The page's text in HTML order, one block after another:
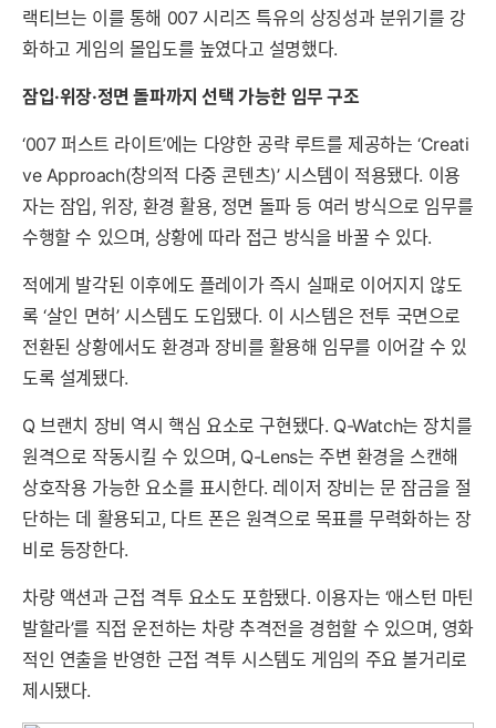
랙티브는 이를 통해 007 시리즈 특유의 상징성과 분위기를 강
화하고 게임의 몰입도를 높였다고 설명했다.
잠입·위장·정면 돌파까지 선택 가능한 임무 구조
‘007 퍼스트 라이트’에는 다양한 공략 루트를 제공하는 ‘Creati
ve Approach(창의적 다중 콘텐츠)’ 시스템이 적용됐다. 이용
자는 잠입, 위장, 환경 활용, 정면 돌파 등 여러 방식으로 임무를
수행할 수 있으며, 상황에 따라 접근 방식을 바꿀 수 있다.
적에게 발각된 이후에도 플레이가 즉시 실패로 이어지지 않도
록 ‘살인 면허’ 시스템도 도입됐다. 이 시스템은 전투 국면으로
전환된 상황에서도 환경과 장비를 활용해 임무를 이어갈 수 있
도록 설계됐다.
Q 브랜치 장비 역시 핵심 요소로 구현됐다. Q-Watch는 장치를
원격으로 작동시킬 수 있으며, Q-Lens는 주변 환경을 스캔해
상호작용 가능한 요소를 표시한다. 레이저 장비는 문 잠금을 절
단하는 데 활용되고, 다트 폰은 원격으로 목표를 무력화하는 장
비로 등장한다.
차량 액션과 근접 격투 요소도 포함됐다. 이용자는 ‘애스턴 마틴
발할라’를 직접 운전하는 차량 추격전을 경험할 수 있으며, 영화
적인 연출을 반영한 근접 격투 시스템도 게임의 주요 볼거리로
제시됐다.